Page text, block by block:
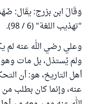
وَقَالَ ابن بزرج: يقَال:
"تهذيب اللغة" (6 / 98).
وعلي رضي الله عنه لم
ولم يُستذل، بل مات وهو
أهل التاريخ، هو: أن
عنه، وإنما كان بطلب